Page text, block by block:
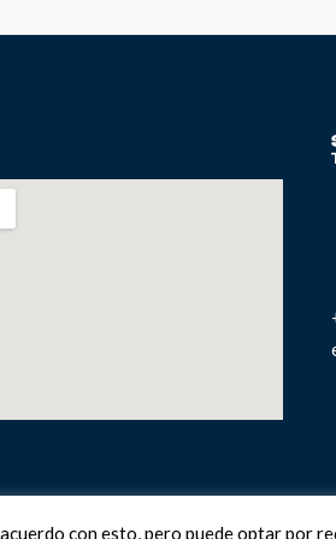
con esto, pero puede optar por